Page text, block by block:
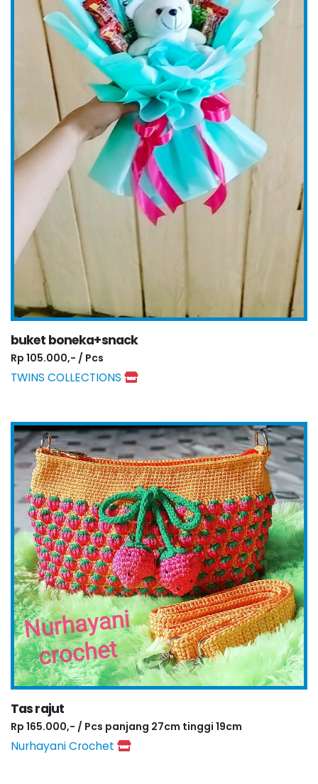
buket boneka+snack
Rp 105.000,- / Pcs
TWINS COLLECTIONS
Tas rajut
Rp 165.000,- / Pcs panjang 27cm tinggi 19cm
Nurhayani Crochet